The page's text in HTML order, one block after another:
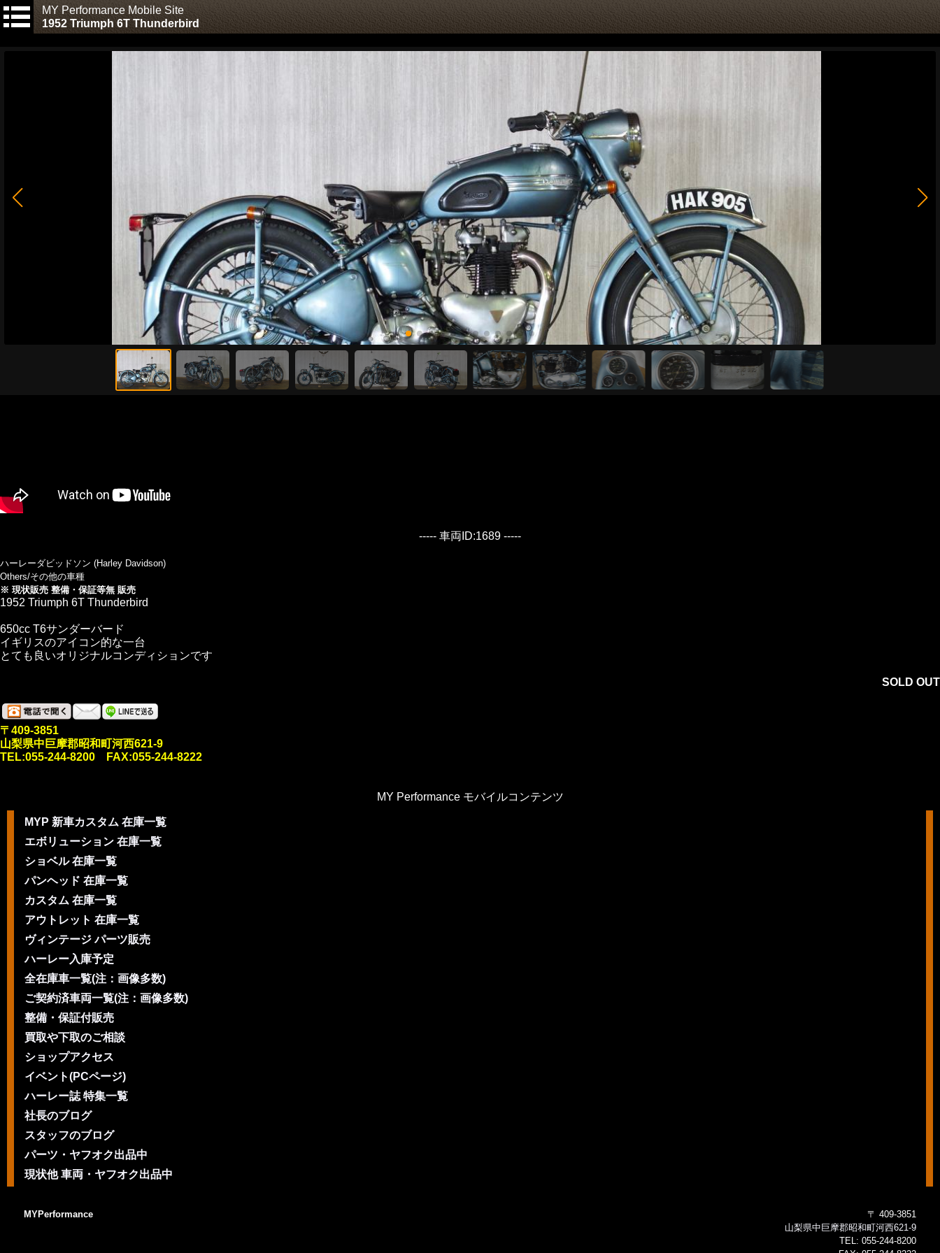
MY Performance Mobile Site
1952 Triumph 6T Thunderbird
----- 車両ID:1689 -----
ハーレーダビッドソン (Harley Davidson)
Others/その他の車種
※ 現状販売 整備・保証等無 販売
1952 Triumph 6T Thunderbird
650cc T6サンダーバード
イギリスのアイコン的な一台
とても良いオリジナルコンディションです
SOLD OUT
〒409-3851
山梨県中巨摩郡昭和町河西621-9
TEL:055-244-8200 FAX:055-244-8222
MY Performance モバイルコンテンツ
MYP 新車カスタム 在庫一覧
エボリューション 在庫一覧
ショベル 在庫一覧
パンヘッド 在庫一覧
カスタム 在庫一覧
アウトレット 在庫一覧
ヴィンテージ パーツ販売
ハーレー入庫予定
全在庫車一覧(注：画像多数)
ご契約済車両一覧(注：画像多数)
整備・保証付販売
買取や下取のご相談
ショップアクセス
イベント(PCページ)
ハーレー誌 特集一覧
社長のブログ
スタッフのブログ
パーツ・ヤフオク出品中
現状他 車両・ヤフオク出品中
MYPerformance
〒 409-3851
山梨県中巨摩郡昭和町河西621-9
TEL: 055-244-8200